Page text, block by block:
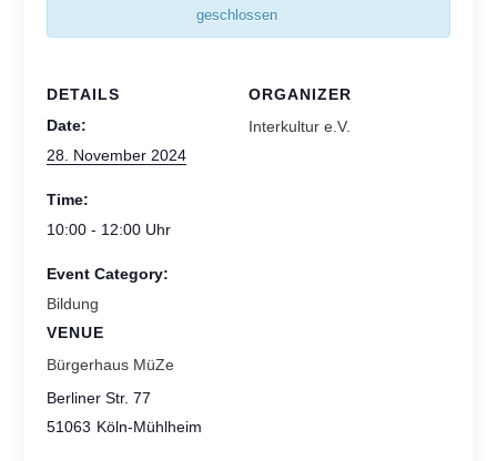
DETAILS
Date:
28. November 2024
Time:
10:00 - 12:00
Event Category:
Bildung
VENUE
Bürgerhaus MüZe
Berliner Str. 77
Köln-Mühlheim
51063
ORGANIZER
Interkultur e.V.
geschlossen